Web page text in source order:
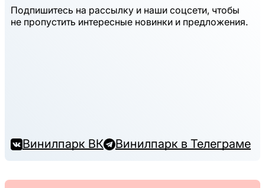
Подпишитесь на рассылку и наши соцсети, чтобы
не пропустить интересные новинки и предложения.
Винилпарк ВК Винилпарк в Телеграме